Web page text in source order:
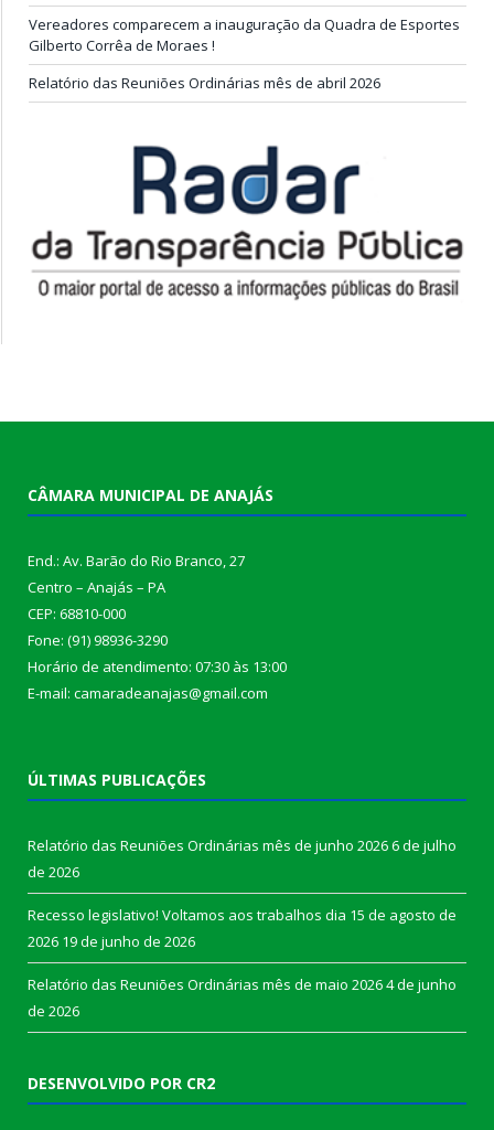
Vereadores comparecem a inauguração da Quadra de Esportes
Gilberto Corrêa de Moraes !
Relatório das Reuniões Ordinárias mês de abril 2026
CÂMARA MUNICIPAL DE ANAJÁS
End.: Av. Barão do Rio Branco, 27
Centro – Anajás – PA
CEP: 68810-000
Fone: (91) 98936-3290
Horário de atendimento: 07:30 às 13:00
E-mail: camaradeanajas@gmail.com
ÚLTIMAS PUBLICAÇÕES
Relatório das Reuniões Ordinárias mês de junho 20266 de julho
de 2026
Recesso legislativo! Voltamos aos trabalhos dia 15 de agosto de
2026 19 de junho de 2026
Relatório das Reuniões Ordinárias mês de maio 20264 de junho
de 2026
DESENVOLVIDO POR CR2